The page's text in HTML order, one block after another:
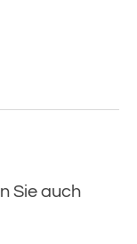
Sie auch